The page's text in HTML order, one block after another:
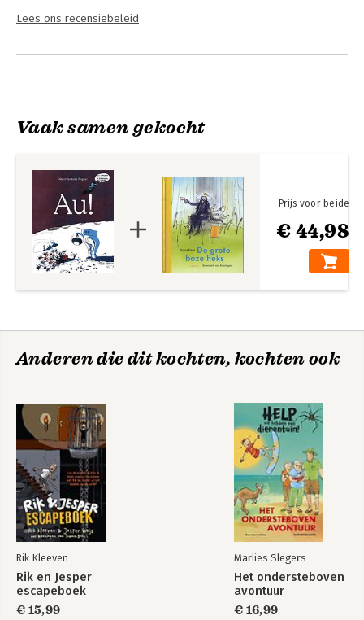
Lees ons recensiebeleid
Vaak samen gekocht
€ 44,98
Prijs voor beide
Anderen die dit kochten, kochten ook
Rik Kleeven
Rik en Jesper
escapeboek
€ 15,99
Marlies Slegers
Het ondersteboven
avontuur
€ 16,99